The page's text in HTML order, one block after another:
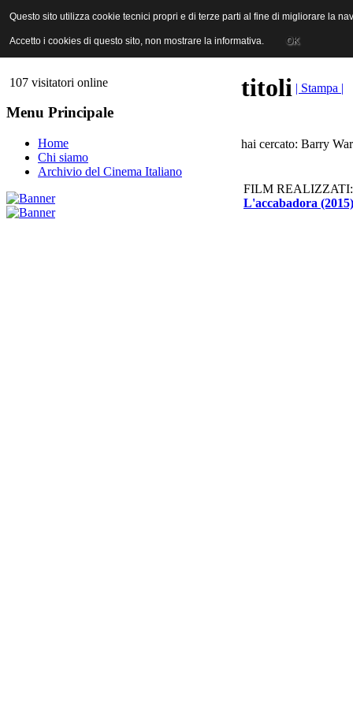
ANICA | Associazione Nazionale Industrie Cinematografiche
107 visitatori online
Menu Principale
Home
Chi siamo
Archivio del Cinema Italiano
titoli | Stampa |
hai cercato: Barry
FILM REALIZZATI:
L'accabadora (2015)
Questo sito utilizza cookie tecnici propri e di terze parti al fine di migliorare la
Accetto i cookies di questo sito, non mostrare la informativa. OK
Questo sito utilizza cookie tecnici propri e di terze parti al fine di migliorare la
Accetto i cookies di questo sito, non mostrare la informativa. OK